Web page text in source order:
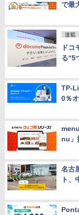
で最
連載
ドコ
る“5
TP-
0％
nu」
名古
ト、